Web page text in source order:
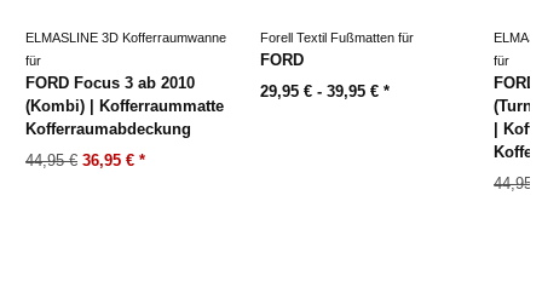
ELMASLINE 3D Kofferraumwanne
für
FORD Focus 3 ab 2010
(Kombi) | Kofferraummatte
Kofferraumabdeckung
44,95 € 36,95 € *
Forell Textil Fußmatten für
FORD
29,95 € - 39,95 € *
für
|
44,95